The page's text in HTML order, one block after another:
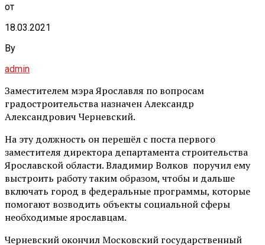
от
18.03.2021
By
admin
Заместителем мэра Ярославля по вопросам
градостроительства назначен Александр
Александрович Черневский.
На эту должность он перешёл с поста первого
заместителя директора департамента строительства
Ярославской области. Владимир Волков поручил ему
выстроить работу таким образом, чтобы и дальше
включать город в федеральные программы, которые
помогают возводить объекты социальной сферы
необходимые ярославцам.
Черневский окончил Московский государственный